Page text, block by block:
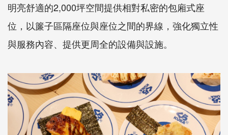
明亮舒適的2,000坪空間提供相對私密的包廂式座
位，以簾子區隔座位與座位之間的界線，強化獨立性
與服務內容、提供更周全的設備與設施。